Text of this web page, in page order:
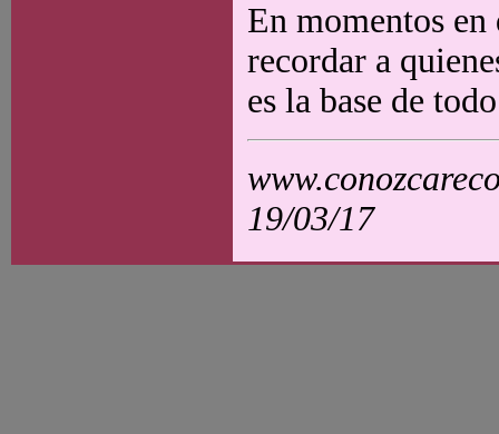
En momentos en
recordar a
es la base de
19/03/17